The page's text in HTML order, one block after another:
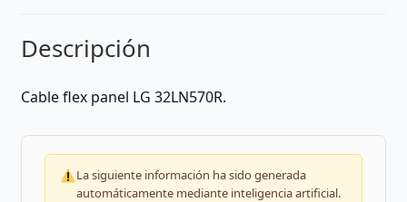
Descripción
Cable flex panel LG 32LN570R.
La siguiente información ha sido generada
automáticamente mediante inteligencia artificial.